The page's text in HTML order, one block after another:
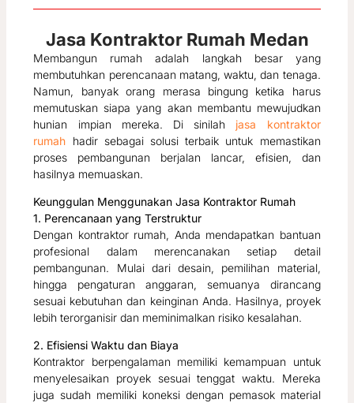
Jasa Kontraktor Rumah Medan
Membangun rumah adalah langkah besar yang
membutuhkan perencanaan matang, waktu, dan tenaga.
Namun, banyak orang merasa bingung ketika harus
memutuskan siapa yang akan membantu mewujudkan
hunian impian mereka. Di sinilah jasa kontraktor
rumah hadir sebagai solusi terbaik untuk memastikan
proses pembangunan berjalan lancar, efisien, dan
hasilnya memuaskan.
Keunggulan Menggunakan Jasa Kontraktor Rumah
1. Perencanaan yang Terstruktur
Dengan kontraktor rumah, Anda mendapatkan bantuan
profesional dalam merencanakan setiap detail
pembangunan. Mulai dari desain, pemilihan material,
hingga pengaturan anggaran, semuanya dirancang
sesuai kebutuhan dan keinginan Anda. Hasilnya, proyek
lebih terorganisir dan meminimalkan risiko kesalahan.
2. Efisiensi Waktu dan Biaya
Kontraktor berpengalaman memiliki kemampuan untuk
menyelesaikan proyek sesuai tenggat waktu. Mereka
juga sudah memiliki koneksi dengan pemasok material